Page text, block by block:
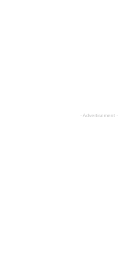
- Advertisement -